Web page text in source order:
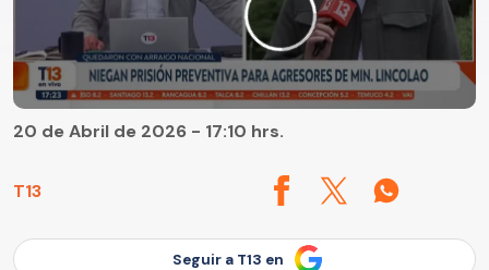
T13
20 de Abril de 2026 - 17:10 hrs.
Seguir a T13 en